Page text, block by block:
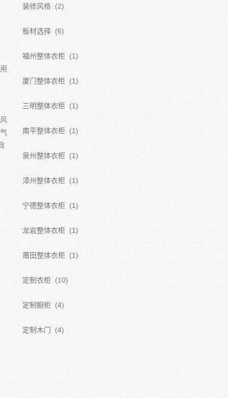
装修风格 (2)
板材选择 (6)
福州整体衣柜 (1)
厦门整体衣柜 (1)
三明整体衣柜 (1)
南平整体衣柜 (1)
泉州整体衣柜 (1)
漳州整体衣柜 (1)
宁德整体衣柜 (1)
龙岩整体衣柜 (1)
莆田整体衣柜 (1)
定制衣柜 (10)
定制橱柜 (4)
定制木门 (4)